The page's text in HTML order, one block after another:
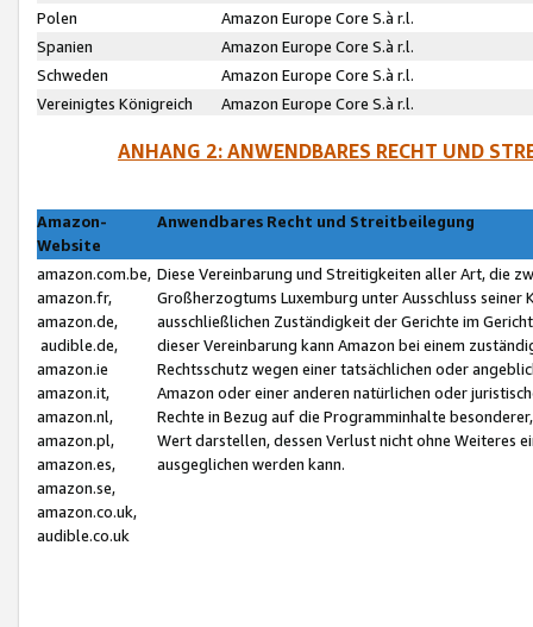
Polen
Amazon Europe Core S.à r.l.
Spanien
Amazon Europe Core S.à r.l.
Schweden
Amazon Europe Core S.à r.l.
Vereinigtes Königreich
Amazon Europe Core S.à r.l.
ANHANG 2: ANWENDBARES RECHT UND
Amazon-
Website
Anwendbares Recht und Streitbeilegung
amazon.com.be,
amazon.fr,
amazon.de,
audible.de,
amazon.ie
amazon.it,
amazon.nl,
amazon.pl,
amazon.es,
amazon.se,
amazon.co.uk,
audible.co.uk
Diese Vereinbarung und Streitigkeiten aller Art, die
Großherzogtums Luxemburg unter Ausschluss
ausschließlichen Zuständigkeit der Gerichte im
dieser Vereinbarung kann Amazon bei einem
Rechtsschutz wegen einer tatsächlichen oder
Amazon oder einer anderen natürlichen oder
Rechte in Bezug auf die Programminhalte
Wert darstellen, dessen Verlust nicht ohne Weiteres
ausgeglichen werden kann.